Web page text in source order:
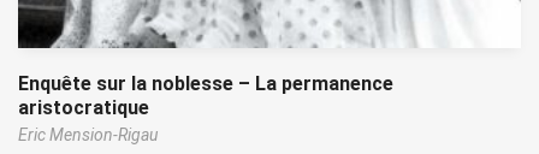
Enquête sur la noblesse – La permanence
aristocratique
Eric Mension-Rigau